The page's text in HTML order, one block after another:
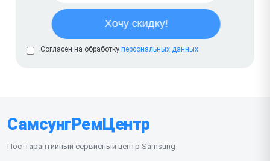
Согласен на обработку персональных данных
СамсунгРемЦентр
Постгарантийный сервисный центр Samsung